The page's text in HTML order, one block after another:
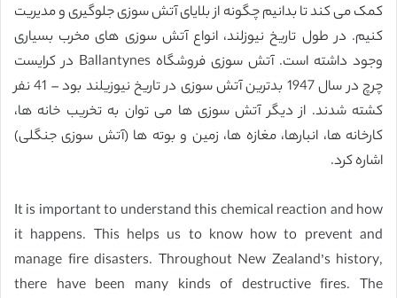
کمک می کند تا بدانیم چگونه از بلایای آتش سوزی جلوگیری و مدیریت
کنیم. در طول تاریخ نیوزلند، انواع آتش سوزی های مخرب بسیاری
وجود داشته است. آتش سوزی فروشگاه Ballantynes در کرایست
چرچ در سال 1947 بدترین آتش سوزی در تاریخ نیوزیلند بود – 41 نفر
کشته شدند. از دیگر آتش سوزی ها می توان به تخریب خانه ها،
کارخانه ها، انبارها، مغازه ها، زمین و بوته ها (آتش سوزی جنگلی)
اشاره کرد.
It is important to understand this chemical reaction and how
it happens. This helps us to know how to prevent and
manage fire disasters. Throughout New Zealand’s history,
there have been many kinds of destructive fires. The